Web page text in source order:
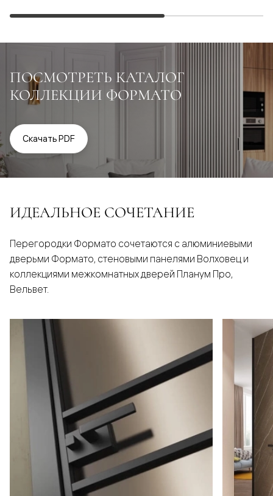
ПОСМОТРЕТЬ КАТАЛОГ
КОЛЛЕКЦИИ ФОРМАТО
Скачать PDF
ИДЕАЛЬНОЕ СОЧЕТАНИЕ
Перегородки Формато сочетаются с алюминиевыми
дверьми Формато, стеновыми панелями Волховец и
коллекциями межкомнатных дверей Планум Про,
Вельвет.